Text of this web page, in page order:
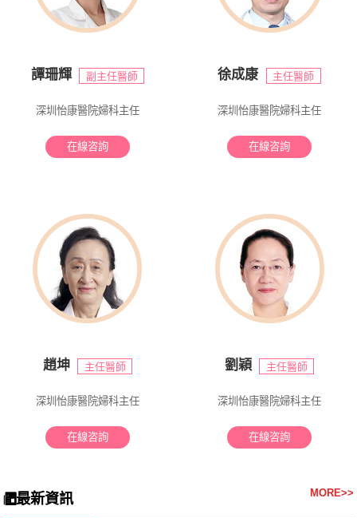
譚珊輝 副主任醫師
深圳怡康醫院婦科主任
在線咨詢
徐成康 主任醫師
深圳怡康醫院婦科主任
在線咨詢
趙坤 主任醫師
深圳怡康醫院婦科主任
在線咨詢
劉穎 主任醫師
深圳怡康醫院婦科主任
在線咨詢
最新資訊 MORE>>